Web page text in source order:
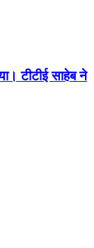
टीटीई साहेब ने